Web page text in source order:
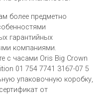
более предметно
гарантийных
компаниями.
с часами Oris Big Crown
01 754 7741 3167-07 5
упаковочную коробку,
от